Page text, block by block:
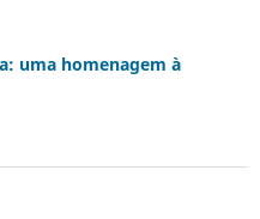
uma homenagem à